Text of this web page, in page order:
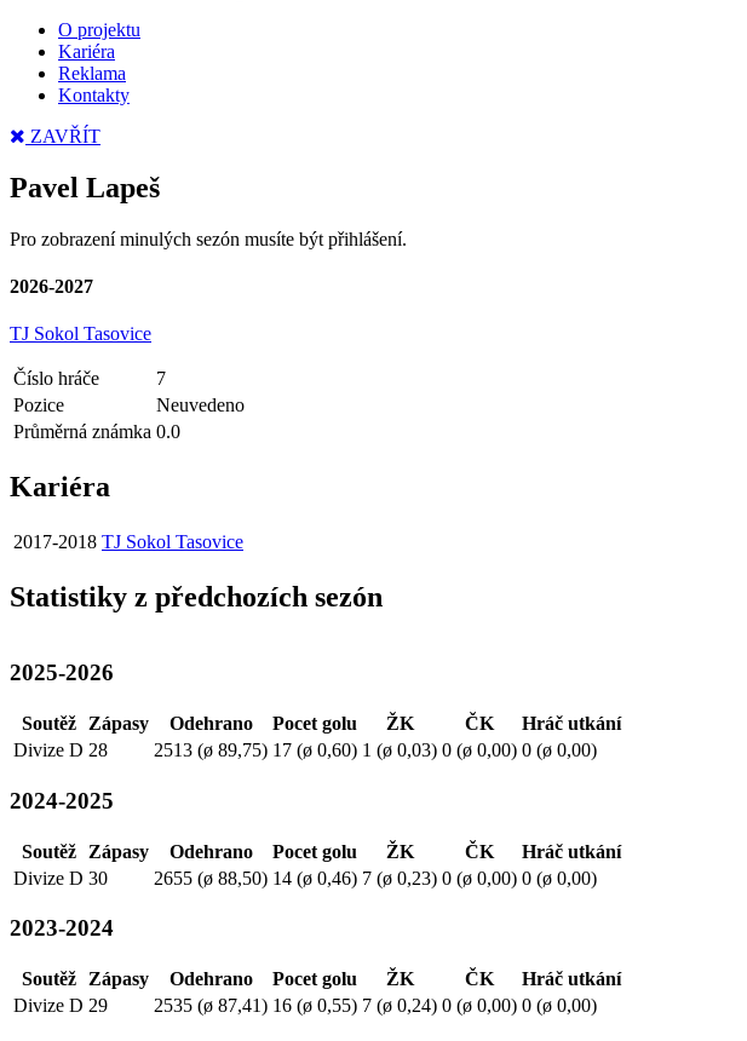
O projektu
Kariéra
Reklama
Kontakty
ZAVŘÍT
Pavel Lapeš
Pro zobrazení minulých sezón musíte být přihlášení.
2026-2027
TJ Sokol Tasovice
Číslo hráče
7
Pozice
Neuvedeno
Průměrná známka 0.0
Kariéra
2017-2018 TJ Sokol Tasovice
Statistiky z předchozích sezón
2025-2026
Soutěž Zápasy Odehrano Pocet golu ŽK ČK
Hráč utkání
Divize D 28 2513 (ø 89,75) 17 (ø 0,60) 1 (ø 0,03) 0 (ø 0,00) 0 (ø 0,00)
2024-2025
Soutěž Zápasy Odehrano Pocet golu ŽK ČK
Hráč utkání
Divize D 30 2655 (ø 88,50) 14 (ø 0,46) 7 (ø 0,23) 0 (ø 0,00) 0 (ø 0,00)
2023-2024
Soutěž Zápasy Odehrano Pocet golu ŽK ČK
Hráč utkání
Divize D 29 2535 (ø 87,41) 16 (ø 0,55) 7 (ø 0,24) 0 (ø 0,00) 0 (ø 0,00)